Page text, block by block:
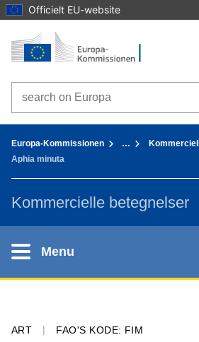
Officielt EU-website
Gå til indhold
Forside - Europa-Kommissionen
Search on Europa websites
Europa-Kommissionen …
Aphia minuta
Kommercielle betegnelser
Menu
ART FAO'S KODE: FIM